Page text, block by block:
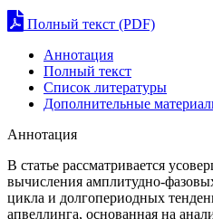
Полный текст (PDF)
Аннотация
Полный текст
Список литературы
Дополнительные
Аннотация
В статье рассматривается
вычисления амплитудно-
цикла и долгопериодных
апвеллинга, основанная на